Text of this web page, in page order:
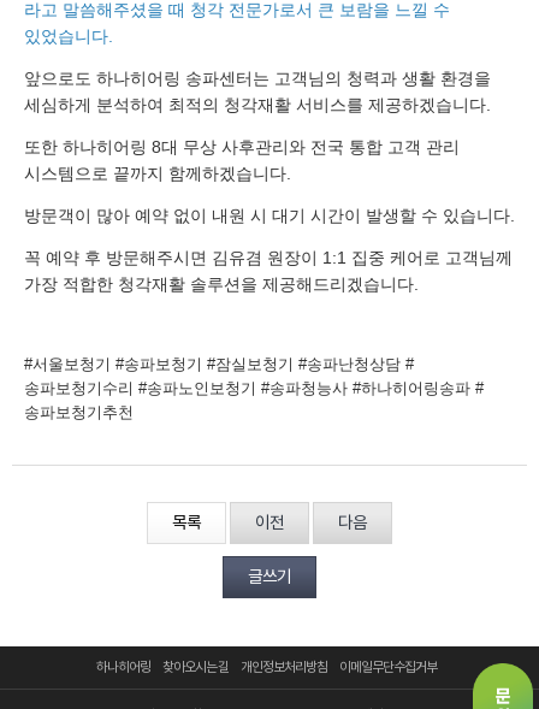
라고 말씀해주셨을 때 청각 전문가로서 큰 보람을 느낄 수
있었습니다.
앞으로도 하나히어링 송파센터는 고객님의 청력과 생활 환경을
세심하게 분석하여 최적의 청각재활 서비스를 제공하겠습니다.
또한 하나히어링 8대 무상 사후관리와 전국 통합 고객 관리
시스템으로 끝까지 함께하겠습니다.
방문객이 많아 예약 없이 내원 시 대기 시간이 발생할 수 있습니다.
꼭 예약 후 방문해주시면 김유겸 원장이 1:1 집중 케어로 고객님께
가장 적합한 청각재활 솔루션을 제공해드리겠습니다.
#서울보청기 #송파보청기 #잠실보청기 #송파난청상담 #
송파보청기수리 #송파노인보청기 #송파청능사 #하나히어링송파 #
송파보청기추천
목록 이전 다음
글쓰기
하나히어링 찾아오시는 길 개인정보처리방침 이메일무단수집거부